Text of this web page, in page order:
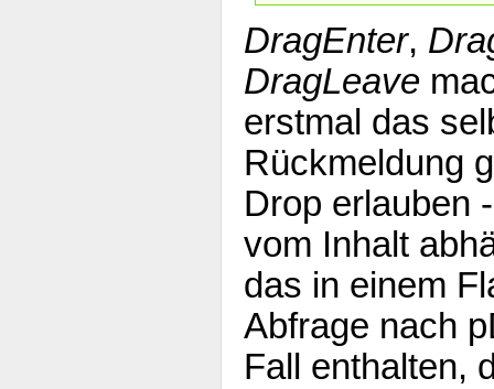
DragEnter,
DragLeave
erstmal das
Rückmeldung
Drop erlauben
vom Inhalt
das in einem
Abfrage nach
Fall enthalten,